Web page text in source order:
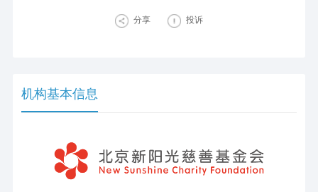
分享 投诉
机构基本信息